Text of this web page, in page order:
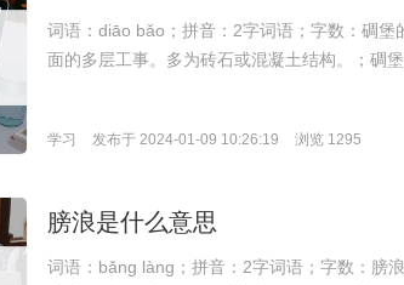
词语：diāo bǎo；拼音：2字词语；字数：碉
面的多层工事。多为砖石或混凝土结构。；碉
学习 发布于 2024-01-09 10:26:19 浏览 1295
膀浪是什么意思
词语：bǎng làng；拼音：2字词语；字数：膀